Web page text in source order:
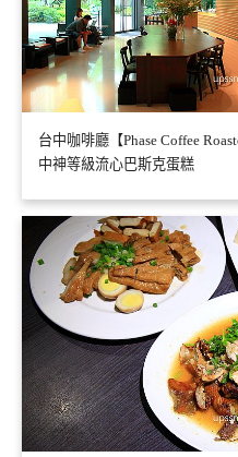
台中咖啡廳【Phase Coffee
中神等級流心巴斯克蛋糕